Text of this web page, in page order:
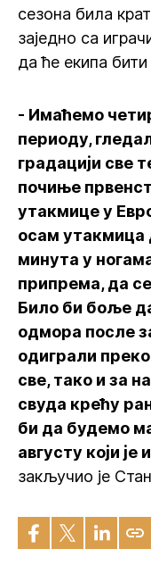
сезона била
заједно са
да ће екипа
- Имаћемо
периоду,
градацији све
почиње
утакмице у
осам утакмица
минута у
припрема, да
Било би боље
одмора после
одиграли
све, тако и за
свуда крећу
би да будемо
августу који
закључио је